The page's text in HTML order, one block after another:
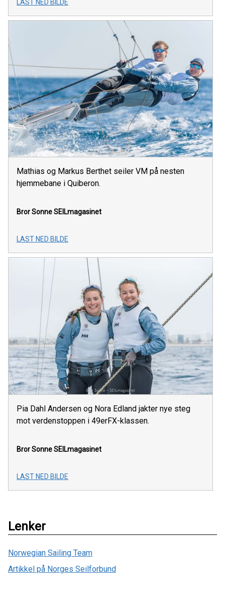
LAST NED BILDE
Mathias og Markus Berthet seiler VM på nesten
hjemmebane i Quiberon.
Bror SonneSEILmagasinet
LAST NED BILDE
Pia Dahl Andersen og Nora Edland jakter nye steg
mot verdenstoppen i 49erFX-klassen.
Bror SonneSEILmagasinet
LAST NED BILDE
Lenker
Norwegian Sailing Team
Artikkel på Norges Seilforbund